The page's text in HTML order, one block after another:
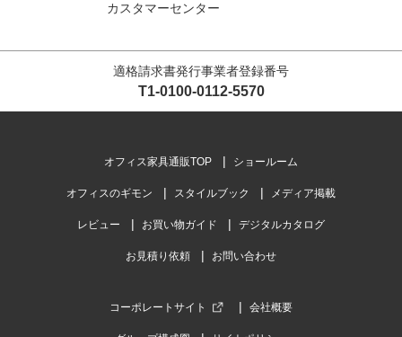
カスタマーセンター
適格請求書発行事業者登録番号
T1-0100-0112-5570
オフィス家具通販TOP ショールーム
オフィスのギモン スタイルブック メディア掲載
レビュー お買い物ガイド デジタルカタログ
お見積り依頼 お問い合わせ
コーポレートサイト 会社概要